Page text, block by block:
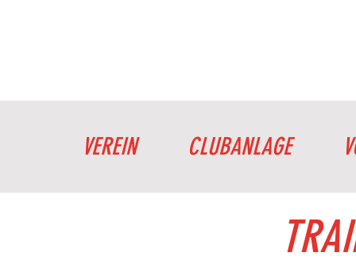
VEREIN CLUBANLAGE